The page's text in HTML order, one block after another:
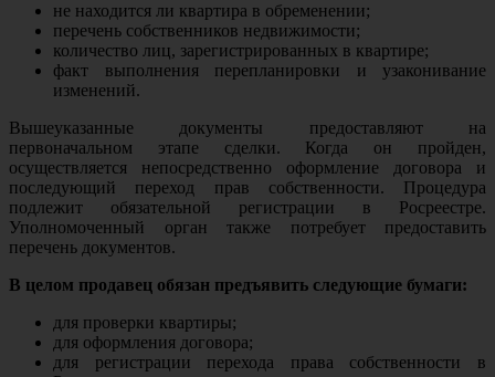
не находится ли квартира в обременении;
перечень собственников недвижимости;
количество лиц, зарегистрированных в квартире;
факт выполнения перепланировки и узаконивание
изменений.
Вышеуказанные документы предоставляют на
первоначальном этапе сделки. Когда он пройден,
осуществляется непосредственно оформление договора и
последующий переход прав собственности. Процедура
подлежит обязательной регистрации в Росреестре.
Уполномоченный орган также потребует предоставить
перечень документов.
В целом продавец обязан предъявить следующие бумаги:
для проверки квартиры;
для оформления договора;
для регистрации перехода права собственности в